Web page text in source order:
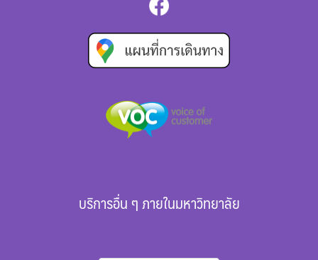
บริการอื่น ๆ ภายในมหาวิทยาลัย